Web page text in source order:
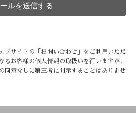
ブサイトの「お問い合わせ」をご利用いただ
るお客様の個人情報の取扱いを行いますが、
同意なしに第三者に開示することはありませ